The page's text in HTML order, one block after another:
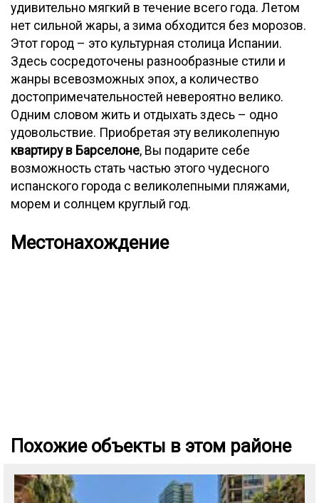
удивительно мягкий в течение всего года. Летом
нет сильной жары, а зима обходится без морозов.
Этот город – это культурная столица Испании.
Здесь сосредоточены разнообразные стили и
жанры всевозможных эпох, а количество
достопримечательностей невероятно велико.
Одним словом жить и отдыхать здесь – одно
удовольствие. Приобретая эту великолепную
квартиру в Барселоне, Вы подарите себе
возможность стать частью этого чудесного
испанского города с великолепными пляжами,
морем и солнцем круглый год.
Местонахождение
Похожие объекты в этом районе